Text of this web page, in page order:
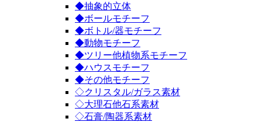
◆抽象的立体
◆ボールモチーフ
◆ボトル/器モチーフ
◆動物モチーフ
◆ツリー他植物系モチーフ
◆ハウスモチーフ
◆その他モチーフ
◇クリスタル/ガラス素材
◇大理石他石系素材
◇石膏/陶器系素材